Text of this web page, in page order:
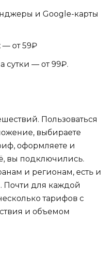
и Google-карты
от 59₽
сутки — от 99₽.
Пользоваться
выбираете
оформляете и
вы подключились.
и регионам, есть и
Почти для каждой
тарифов с
и объемом